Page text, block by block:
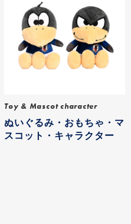
Toy & Mascot character
ぬいぐるみ・おもちゃ・マ
スコット・キャラクター